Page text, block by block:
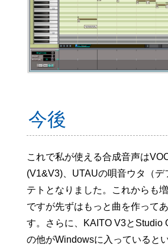
今後
これで私が使える合成音声は
(V1&V3)、UTAUの唄音ウタ（デ
テトとなりました。これからも
ですが先ずはもっと曲を作って
す。さらに、KAITO V3とStudio
の他がWindowsに入っていると